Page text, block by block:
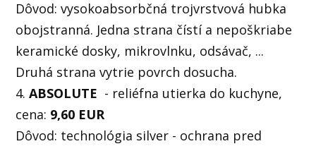
Dôvod: vysokoabsorbčná trojvrstvová hubka
obojstranná. Jedna strana čístí a nepoškriabe
keramické dosky, mikrovlnku, odsávač, ...
Druhá strana vytrie povrch dosucha.
4.ABSOLUTE - reliéfna utierka do kuchyne,
cena: 9,60 EUR
Dôvod: technológia silver - ochrana pred